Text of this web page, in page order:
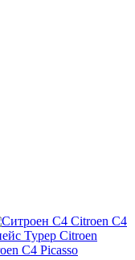
Citroen C4
Citroen
C4 Picasso